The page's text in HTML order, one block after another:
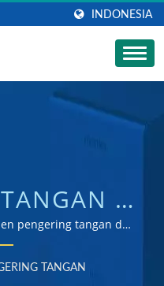
INDONESIA
TANGAN |
MANDI
pengering tangan dan
ISO 9001 & 14001
TANGAN